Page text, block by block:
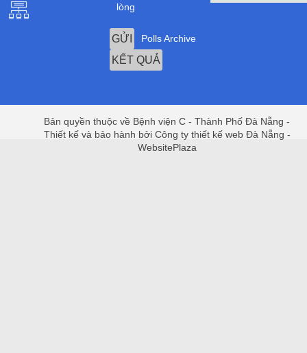
lòng
Polls Archive
Bản quyền thuộc về Bệnh viện C - Thành Phố Đà Nẵng -
Thiết kế và bảo hành bởi Công ty thiết kế web Đà Nẵng -
WebsitePlaza